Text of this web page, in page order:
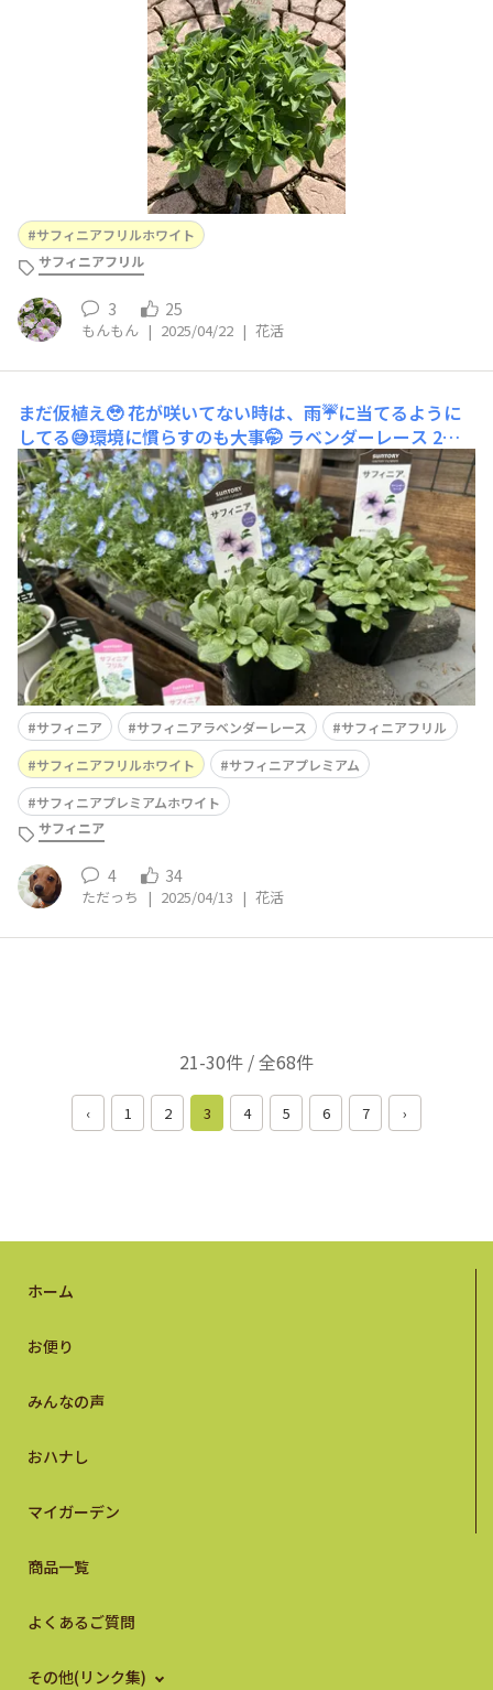
サフィニアフリルホワイト
サフィニアフリル
3 25
もんもん | 2025/04/22 | 花活
まだ仮植え🥹花が咲いてない時は、雨☔に当てるように
してる😅環境に慣らすのも大事🤭 ラベンダーレース 2回
ピンチ✂️済フリルも 2回ピンチ✂️済😊我が家のサフィニア
たち 3種類、2株づつ白🤍は庭のどこかに左右↔️対照、シ
ンメトリーに飾る予定😎 後ろのノーブランドのネモフィ
ラの鉢にラベンダーレー
サフィニア サフィニアラベンダーレース
サフィニアフリル
サフィニアフリルホワイト
サフィニアプレミアム
サフィニアプレミアムホワイト
サフィニア
4 34
ただっち | 2025/04/13 | 花活
21-30件 / 全68件
‹ 1 2 3 4 5 6 7 ›
ホーム
お便り
みんなの声
おハナし
マイガーデン
商品一覧
よくあるご質問
その他(リンク集)